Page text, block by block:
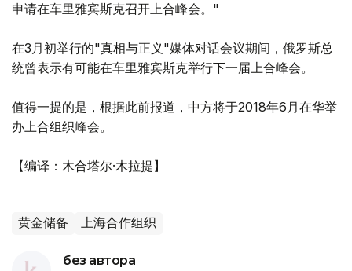
申请在车里雅宾斯克召开上合峰会。"
在3月初举行的"真相与正义"媒体对话会议期间，俄罗斯总
统曾表示有可能在车里雅宾斯克举行下一届上合峰会。
值得一提的是，根据此前报道，中方将于2018年6月在华举
办上合组织峰会。
【编译：木合塔尔·木拉提】
黄金储备 上海合作组织
без автора